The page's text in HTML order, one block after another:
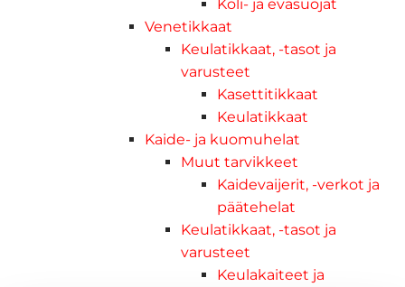
Köli- ja eväsuojat
Venetikkaat
Keulatikkaat, -tasot ja
varusteet
Kasettitikkaat
Keulatikkaat
Kaide- ja kuomuhelat
Muut tarvikkeet
Kaidevaijerit, -verkot ja
päätehelat
Keulatikkaat, -tasot ja
varusteet
Keulakaiteet ja